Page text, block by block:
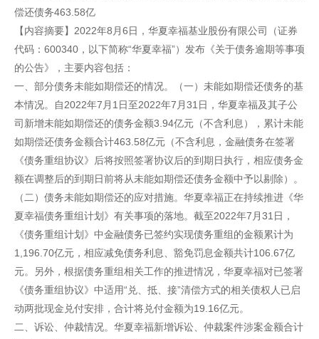
偿还债务463.58亿
【内容摘要】2022年8月6日，华夏幸福基业股份有限公司（证券
代码：600340，以下简称“华夏幸福”）发布《关于债务逾期等事项
的公告》，主要内容包括：
一、部分债务未能如期偿还的情况。（一）未能如期偿还债务的基
本情况。自2022年7月1日至2022年7月31日，华夏幸福及其子公
司新增未能如期偿还的债务金额3.94亿元（不含利息），累计未能
如期偿还债务金额合计463.58亿元（不含利息，金融债务在签署
《债务重组协议》后将按照签署协议后的到期日执行，相应债务金
额在调整后的到期日前将从未能如期偿还债务金额中予以剔除）。
（二）债务未能如期偿还的应对措施。华夏幸福正在持续推进《华
夏幸福债务重组计划》有关事项的落地。截至2022年7月31日，
《债务重组计划》中金融债务已签约实现债务重组的金额累计为
1,196.70亿元，相应减免债务利息、豁免罚息金额共计106.67亿
元。另外，根据债务重组相关工作的推进情况，华夏幸福对已签署
《债务重组协议》中适用“兑、抵、接”清偿方式的相关债权人已启
动两批现金兑付安排，合计将兑付金额为19.16亿元。
二、诉讼、仲裁情况。华夏幸福新增诉讼、仲裁案件涉案金额合计